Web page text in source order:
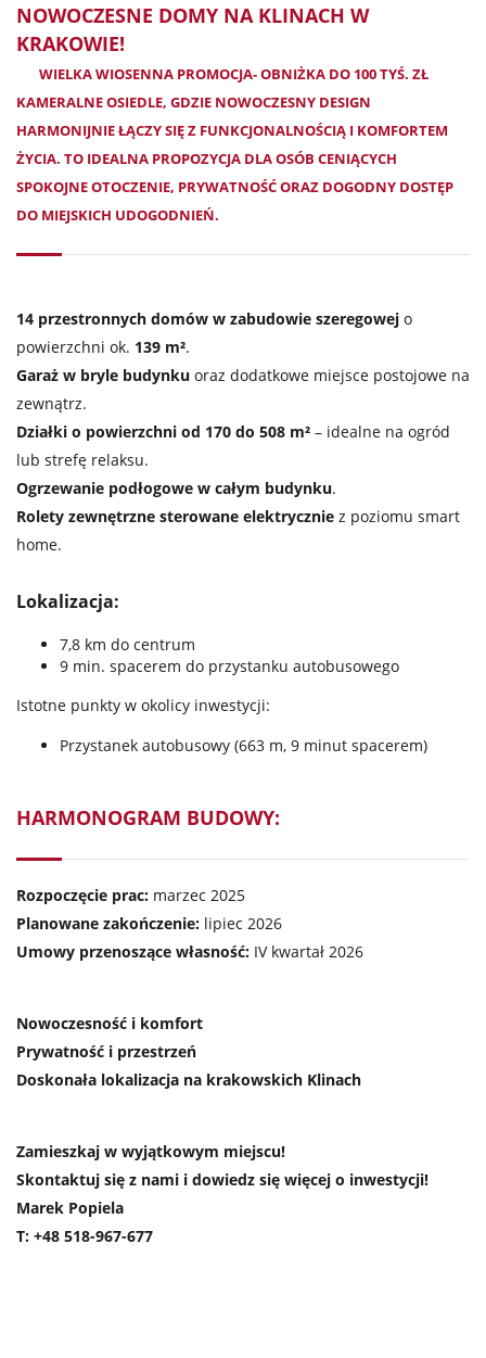
NOWOCZESNE DOMY NA KLINACH W
KRAKOWIE!
WIELKA WIOSENNA PROMOCJA- OBNIŻKA DO 100 TYŚ. ZŁ
KAMERALNE OSIEDLE, GDZIE NOWOCZESNY DESIGN
HARMONIJNIE ŁĄCZY SIĘ Z FUNKCJONALNOŚCIĄ I KOMFORTEM
ŻYCIA. TO IDEALNA PROPOZYCJA DLA OSÓB CENIĄCYCH
SPOKOJNE OTOCZENIE, PRYWATNOŚĆ ORAZ DOGODNY DOSTĘP
DO MIEJSKICH UDOGODNIEŃ.
14 przestronnych domów w zabudowie szeregowej o
powierzchni ok. 139 m².
Garaż w bryle budynku oraz dodatkowe miejsce postojowe na
zewnątrz.
Działki o powierzchni od 170 do 508 m² – idealne na ogród
lub strefę relaksu.
Ogrzewanie podłogowe w całym budynku.
Rolety zewnętrzne sterowane elektrycznie z poziomu smart
home.
Lokalizacja:
7,8 km do centrum
9 min. spacerem do przystanku autobusowego
Istotne punkty w okolicy inwestycji:
Przystanek autobusowy (663 m, 9 minut spacerem)
HARMONOGRAM BUDOWY:
Rozpoczęcie prac: marzec 2025
Planowane zakończenie: lipiec 2026
Umowy przenoszące własność: IV kwartał 2026
Nowoczesność i komfort
Prywatność i przestrzeń
Doskonała lokalizacja na krakowskich Klinach
Zamieszkaj w wyjątkowym miejscu!
Skontaktuj się z nami i dowiedz się więcej o inwestycji!
Marek Popiela
T: +48 518-967-677